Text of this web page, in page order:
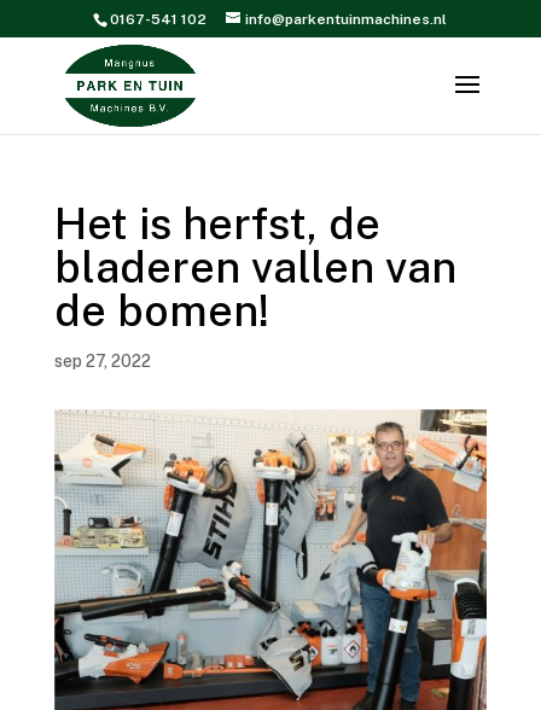
0167-541 102 info@parkentuinmachines.nl
Het is herfst, de
bladeren vallen van
de bomen!
sep 27, 2022